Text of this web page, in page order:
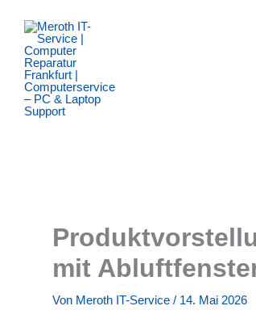
Inhalt
springen
mit
Von Meroth IT-Service / 14. Mai 2026